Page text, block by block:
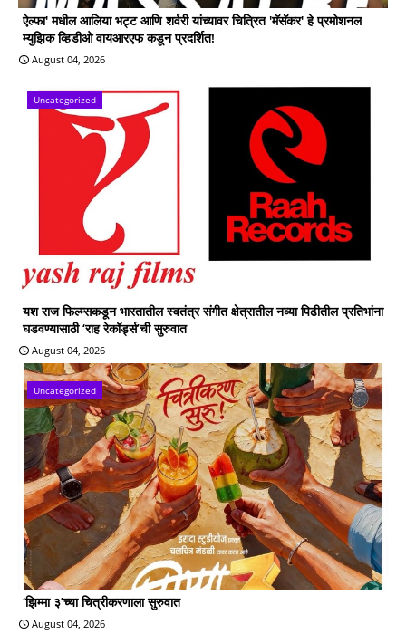
ऐल्फा' मधील आलिया भट्ट आणि शर्वरी यांच्यावर चित्रित 'मॅसॅकर' हे प्रमोशनल
म्युझिक व्हिडीओ वायआरएफ कडून प्रदर्शित!
August 04, 2026
Uncategorized
यश राज फिल्म्सकडून भारतातील स्वतंत्र संगीत क्षेत्रातील नव्या पिढीतील प्रतिभांना
घडवण्यासाठी ‘राह रेकॉर्ड्स’ची सुरुवात
August 04, 2026
Uncategorized
‘झिम्मा ३’च्या चित्रीकरणाला सुरुवात
August 04, 2026